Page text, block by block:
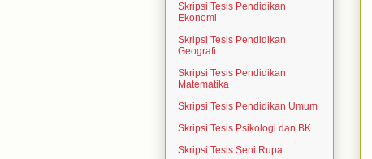
Skripsi Tesis Pendidikan
Ekonomi
Skripsi Tesis Pendidikan
Geografi
Skripsi Tesis Pendidikan
Matematika
Skripsi Tesis Pendidikan Umum
Skripsi Tesis Psikologi dan BK
Skripsi Tesis Seni Rupa